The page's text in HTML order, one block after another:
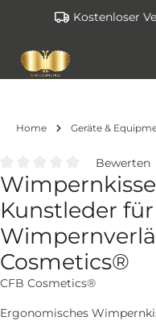
springenKostenloser
Home Geräte &
Durchschnittliche
Bewerten
Kunstleder für
Cosmetics®
CFB Cosmetics®
Ergonomisches